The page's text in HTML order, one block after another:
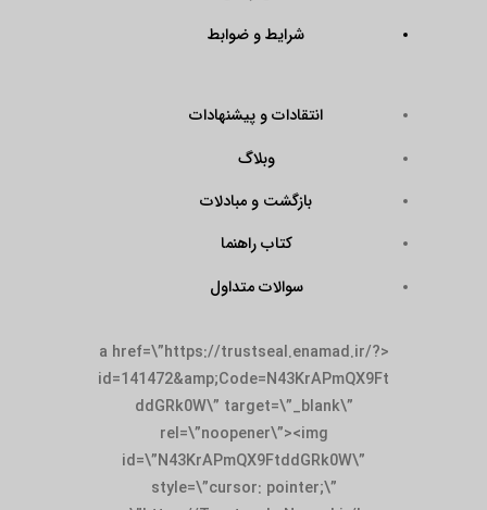
شرایط و ضوابط
انتقادات و پیشنهادات
وبلاگ
بازگشت و مبادلات
کتاب راهنما
سوالات متداول
<a href=\”https://trustseal.enamad.ir/?
id=141472&amp;Code=N43KrAPmQX9Ft
ddGRk0W\” target=\”_blank\”
rel=\”noopener\”><img
id=\”N43KrAPmQX9FtddGRk0W\”
style=\”cursor: pointer;\”